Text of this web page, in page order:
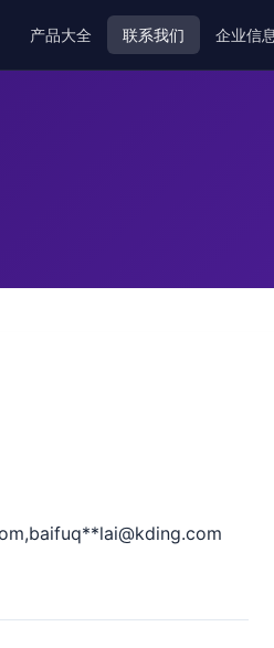
产品大全 联系我们 企业信息
,baifuq**lai@kding.com